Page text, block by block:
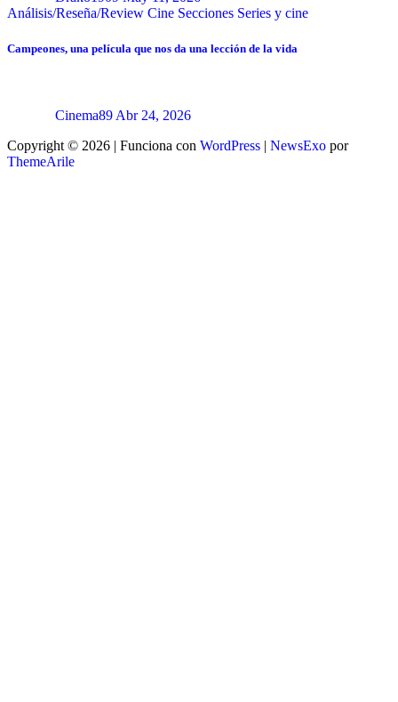
Análisis/Reseña/Review Cine Secciones Series y cine
Campeones, una película que nos da una lección de la vida
Cinema89 Abr 24, 2026
Copyright © 2026 | Funciona con WordPress | NewsExo por
ThemeArile